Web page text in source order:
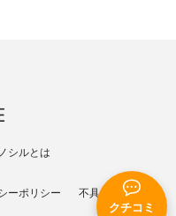
クチコミ
シルとは
ーポリシー 不具合報告